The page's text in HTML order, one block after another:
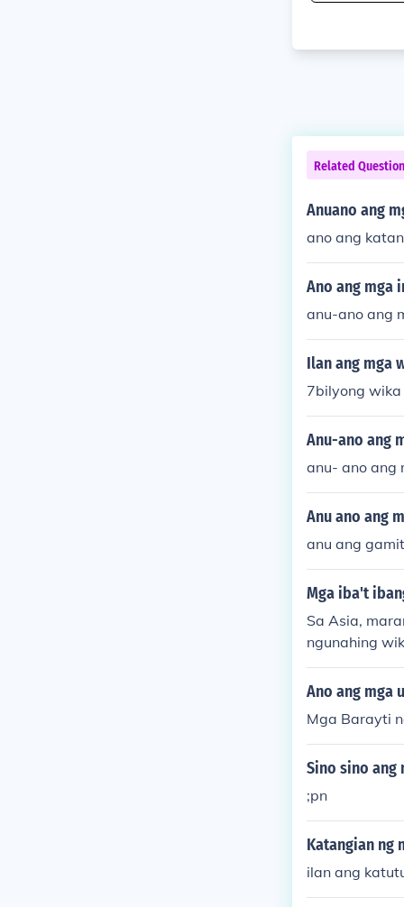
Related
Anuano ang
ano ang
Ano ang mga
anu-ano ang
Ilan ang mga
7bilyong wika
Anu-ano ang
anu- ano ang
Anu ano ang
anu ang
Mga iba't
Sa Asia,
ngunahing
oong higit sa
nas, ang mga
Ano ang mga
Mga Barayti
Sino sino ang
;pn
Katangian ng
ilan ang